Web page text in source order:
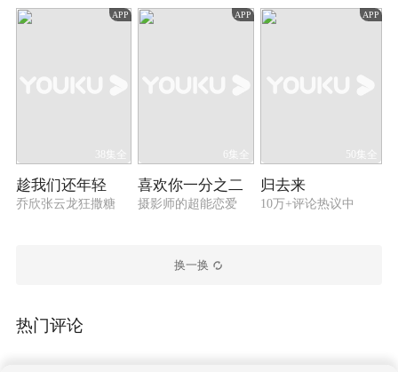
APP
38集全
趁我们还年轻
乔欣张云龙狂撒糖
APP
6集全
喜欢你一分之二
摄影师的超能恋爱
APP
50集全
归去来
10万+评论热议中
换一换
热门评论